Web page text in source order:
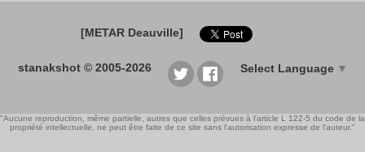
[METAR Deauville]
stanakshot © 2005-2026 Select Language ▼
"Aucune reproduction, même partielle, autres que celles prévues à l'article L 122-5 du code de la
propriété intellectuelle, ne peut être faite de ce site sans l'autorisation expresse de l'auteur."